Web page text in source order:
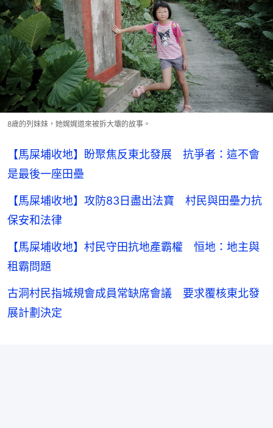
8歲的列妹妹，她娓娓道來被拆大壩的故事。
【馬屎埔收地】盼聚焦反東北發展 抗爭者：這不會
是最後一座田壘
【馬屎埔收地】攻防83日盡出法寶 村民與田壘力抗
保安和法律
【馬屎埔收地】村民守田抗地產霸權 恒地：地主與
租霸問題
古洞村民指城規會成員常缺席會議 要求覆核東北發
展計劃決定